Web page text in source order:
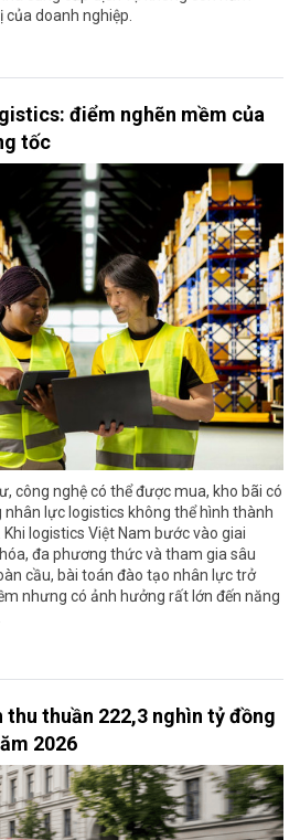
doanh nghiệp.
điểm nghẽn mềm của
tốc
công nghệ có thể được mua, kho bãi có
lực logistics không thể hình thành
logistics Việt Nam bước vào giai
đa phương thức và tham gia sâu
cầu, bài toán đào tạo nhân lực trở
nhưng có ảnh hưởng rất lớn đến năng
thuần 222,3 nghìn tỷ đồng
2026